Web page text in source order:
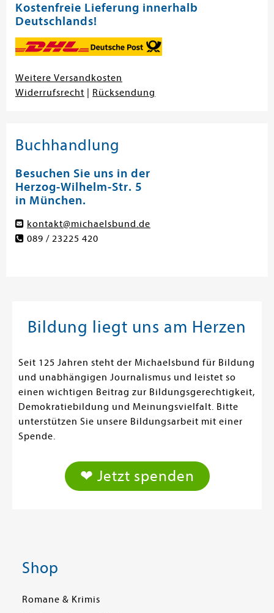
Kostenfreie Lieferung innerhalb
Deutschlands!
Weitere Versandkosten
Widerrufsrecht
Rücksendung
Buchhandlung
Besuchen Sie uns in der
Herzog-Wilhelm-Str. 5
in München.
kontakt@michaelsbund.de
089 / 23225 420
Bildung liegt uns am Herzen
Seit 125 Jahren steht der Michaelsbund für Bildung
und unabhängigen Journalismus und leistet so
einen wichtigen Beitrag zur Bildungsgerechtigkeit,
Demokratiebildung und Meinungsvielfalt. Bitte
unterstützen Sie unsere Bildungsarbeit mit einer
Spende.
❤ Jetzt spenden
Shop
Romane & Krimis